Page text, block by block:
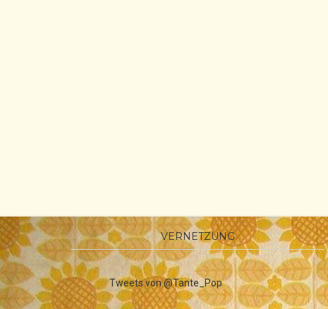
VERNETZUNG
Tweets von @Tante_Pop